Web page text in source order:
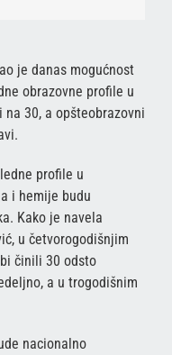
je danas mogućnost
obrazovne profile u
30, a opšteobrazovni
profile u
i hemije budu
Kako je navela
u četvorogodišnjim
činili 30 odsto
a u trogodišnim
nacionalno